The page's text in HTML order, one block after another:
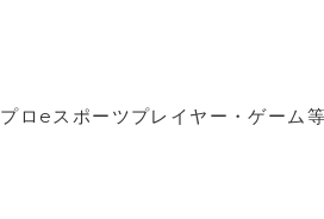
ロeスポーツプレイヤー・ゲーム